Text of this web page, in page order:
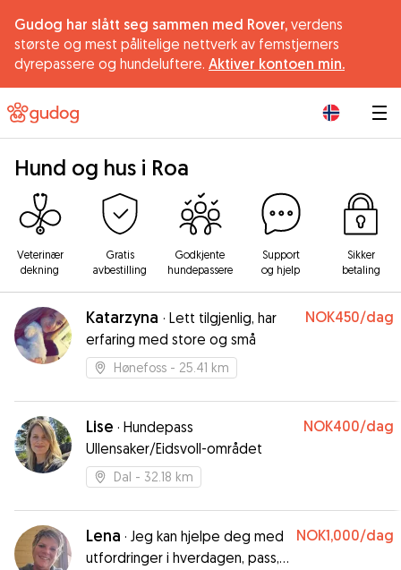
Gudog har slått seg sammen med Rover, verdens
største og mest pålitelige nettverk av femstjerners
dyrepassere og hundeluftere. Aktiver kontoen min.
Hund og hus i Roa
Veterinær
dekning
Gratis
avbestilling
Godkjente
hundepassere
Support
og hjelp
Sikker
betaling
Katarzyna · Lett tilgjenlig, har
erfaring med store og små
NOK450/dag
Hønefoss - 25.41 km
Lise · Hundepass
Ullensaker/Eidsvoll-området
NOK400/dag
Dal - 32.18 km
Lena · Jeg kan hjelpe deg med
utfordringer i hverdagen, pass,
NOK1,000/dag